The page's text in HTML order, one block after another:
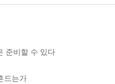
준비할 수 있다
드는가